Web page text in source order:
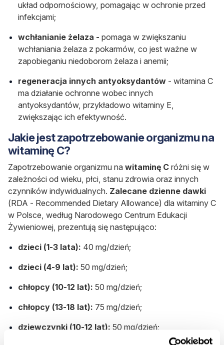
układ odpornościowy, pomagając w ochronie przed
infekcjami;
wchłanianie żelaza - pomaga w zwiększaniu
wchłaniania żelaza z pokarmów, co jest ważne w
zapobieganiu niedoborom żelaza i anemii;
regeneracja innych antyoksydantów - witamina C
ma działanie ochronne wobec innych
antyoksydantów, przykładowo witaminy E,
zwiększając ich efektywność.
Jakie jest zapotrzebowanie organizmu na
witaminę C?
Zapotrzebowanie organizmu na witaminę C różni się w
zależności od wieku, płci, stanu zdrowia oraz innych
czynników indywidualnych. Zalecane dzienne dawki
(RDA - Recommended Dietary Allowance) dla witaminy C
w Polsce, według Narodowego Centrum Edukacji
Żywieniowej, prezentują się następująco:
dzieci (1-3 lata): 40 mg/dzień;
dzieci (4-9 lat): 50 mg/dzień;
chłopcy (10-12 lat): 50 mg/dzień;
chłopcy (13-18 lat): 75 mg/dzień;
dziewczynki (10-12 lat): 50 mg/dzień;